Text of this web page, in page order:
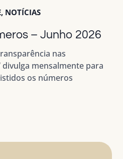
– Junho 2026
, NOTÍCIAS
nas
divulga mensalmente para
os números